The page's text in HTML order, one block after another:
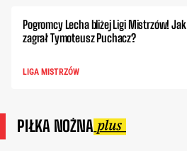
Pogromcy Lecha bliżej Ligi Mistrzów! Jak
zagrał Tymoteusz Puchacz?
LIGA MISTRZÓW
PIŁKA NOŻNA